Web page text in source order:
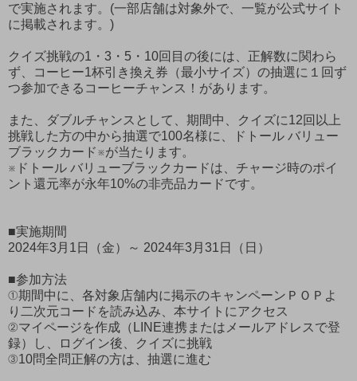
で実施されます。(一部店舗は対象外で、一覧が公式サイト
に掲載されます。)
クイズ挑戦の1・3・5・10回目の後には、正解数に関わら
ず、コーヒー1杯引き換え券（最小サイズ）の抽選に１回ず
つ参加できるコーヒーチャンス！があります。
また、ダブルチャンスとして、期間中、クイズに12回以上
挑戦した方の中から抽選で100名様に、ドトール バリュー
ブラックカード※が当たります。
※ドトール バリューブラックカードは、チャージ時のポイ
ント還元率が永年10%の非売品カードです。
■実施期間
2024年3月1日（金）～ 2024年3月31日（日）
■参加方法
①期間中に、各対象店舗内に掲示のキャンペーンＰＯＰよ
り二次元コードを読み込み、本サイトにアクセス
②マイページを作成（LINE連携またはメールアドレスで登
録）し、ログイン後、クイズに挑戦
③10問全問正解の方は、抽選に進む